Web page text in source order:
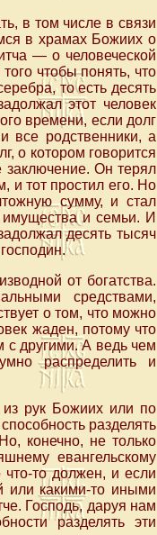
в том числе в связи
в храмах Божиих о
— о человеческой
чтобы понять, что
то есть десять
этот человек
времени, если долг
все родственники, а
о котором говорится
заключение. Он терял
и тот простил его. Но
сумму, и стал
имущества и семьи. И
десять тысяч
от богатства.
средствами,
о том, что можно
жаден, потому что
с другими. А ведь чем
распределить и
рук Божиих или по
разделять
конечно, не только
евангельскому
то должен, и если
или какими-то иными
Господь, даруя нам
разделять эти